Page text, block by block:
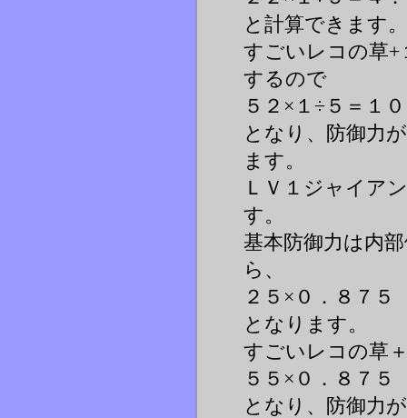
と計算できます。
すごいレコの草+
するので
５２×１÷５＝１
となり、防御力
ます。
ＬＶ１ジャイア
す。
基本防御力は内
ら、
２５×０．８７５
となります。
すごいレコの草
５５×０．８７５
となり、防御力